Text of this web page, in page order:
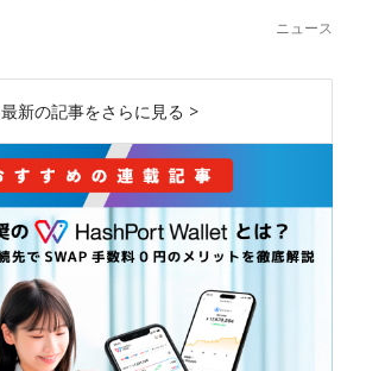
ニュース
最新の記事をさらに見る >